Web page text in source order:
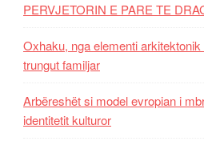
PERVJETORIN E PARE TE
Oxhaku, nga elementi
trungut familjar
Arbëreshët si model evropian i
identitetit kulturor